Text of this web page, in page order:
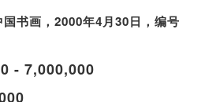
书画，2000年4月30日，编号
- 7,000,000